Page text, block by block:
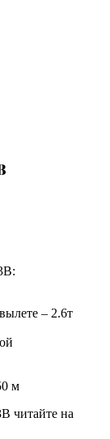
– 2.6т
м
читайте на